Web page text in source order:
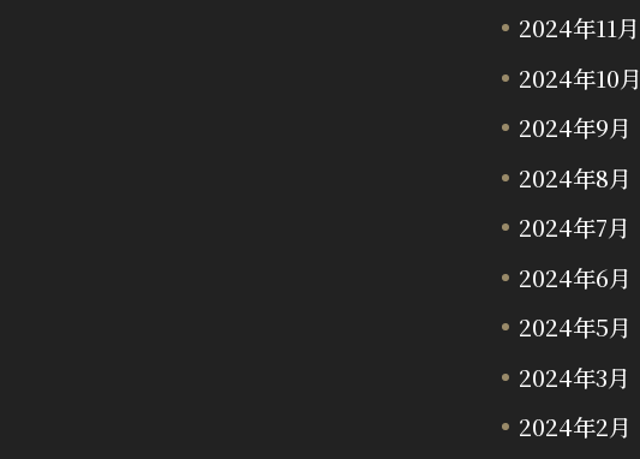
2024年11月
2024年10月
2024年9月
2024年8月
2024年7月
2024年6月
2024年5月
2024年3月
2024年2月